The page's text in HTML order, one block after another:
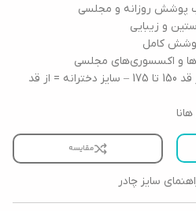
پوشش روزانه و مجلسی
و زیبایی
پوشش کامل
و اکسسوری‌های مجلسی
📏 سایزبندی : سایز زنانه = از قد 150 تا 175 – سایز دخترانه = از قد
مقایسه
سایز چادر